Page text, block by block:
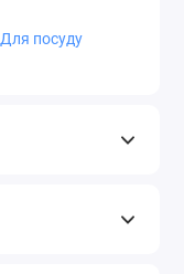
Для посуду